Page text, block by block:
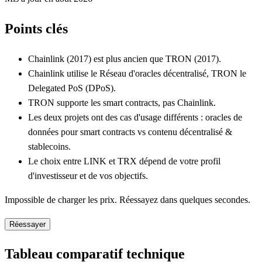
Points clés
Chainlink (2017) est plus ancien que TRON (2017).
Chainlink utilise le Réseau d'oracles décentralisé, TRON le
Delegated PoS (DPoS).
TRON supporte les smart contracts, pas Chainlink.
Les deux projets ont des cas d'usage différents : oracles de
données pour smart contracts vs contenu décentralisé &
stablecoins.
Le choix entre LINK et TRX dépend de votre profil
d'investisseur et de vos objectifs.
Impossible de charger les prix. Réessayez dans quelques secondes.
Réessayer
Tableau comparatif technique